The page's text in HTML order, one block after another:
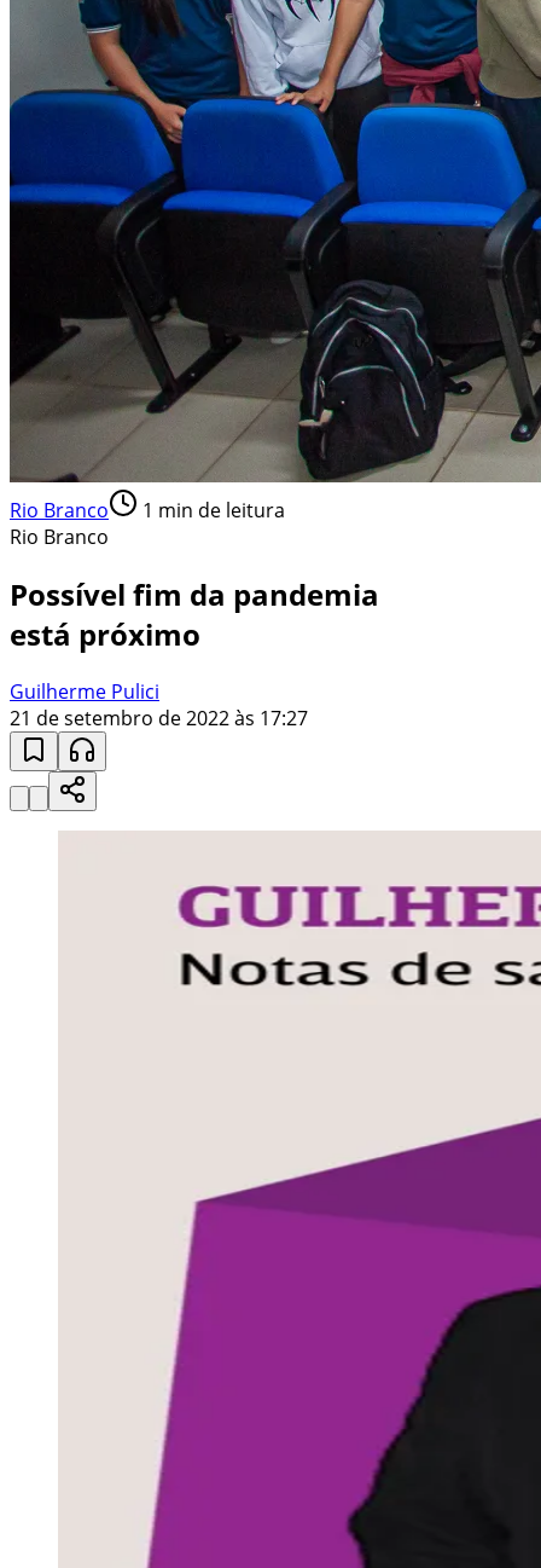
Rio Branco 1 min de leitura
Rio Branco
Possível fim da pandemia
está próximo
Guilherme Pulici
21 de setembro de 2022 às 17:27